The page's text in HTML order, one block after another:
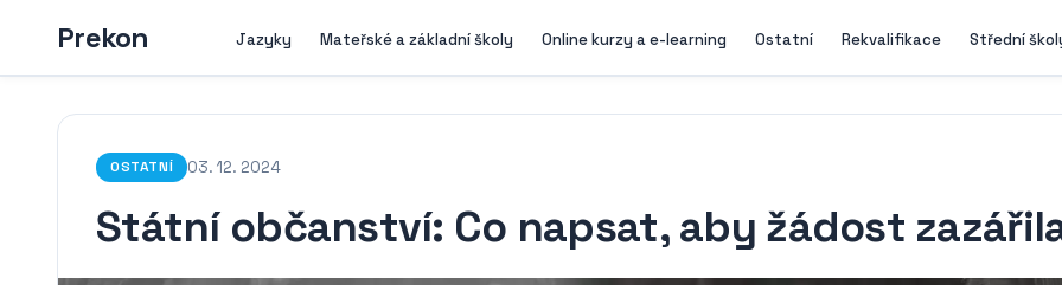
Prekon Jazyky Mateřské a základní školy Online kurzy a e-learning Ostatní Rekvalifikace Střední
OSTATNÍ 03. 12. 2024
Státní občanství: Co napsat, aby žádost